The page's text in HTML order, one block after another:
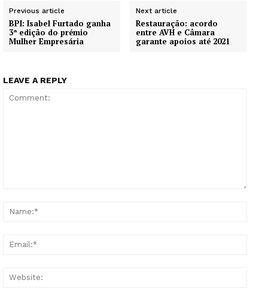
Previous article
BPI: Isabel Furtado ganha
3ª edição do prémio
Mulher Empresária
Next article
Restauração: acordo
entre AVH e Câmara
garante apoios até 2021
LEAVE A REPLY